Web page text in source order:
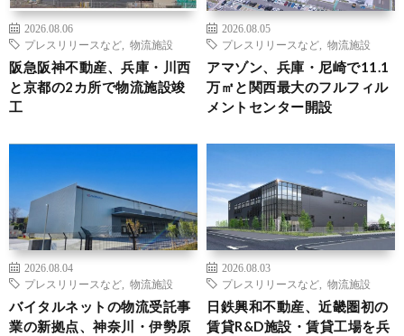
2026.08.06
プレスリリースなど
物流施設
阪急阪神不動産、兵庫・川西
と京都の2カ所で物流施設竣
工
2026.08.05
プレスリリースなど
物流施設
アマゾン、兵庫・尼崎で11.1
万㎡と関西最大のフルフィル
メントセンター開設
2026.08.04
プレスリリースなど
物流施設
バイタルネットの物流受託事
業の新拠点、神奈川・伊勢原
2026.08.03
プレスリリースなど
物流施設
日鉄興和不動産、近畿圏初の
賃貸R&D施設・賃貸工場を兵